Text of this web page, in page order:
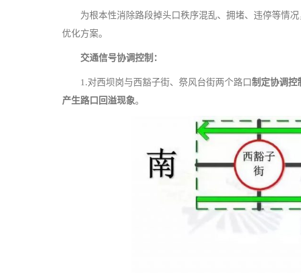
为根本性消除路段掉头口秩序混乱、拥堵、违停等情
优化方案。
交通信号协调控制：
1.对西坝岗与西豁子街、祭风台街两个路口制定协调控
产生路口回溢现象。